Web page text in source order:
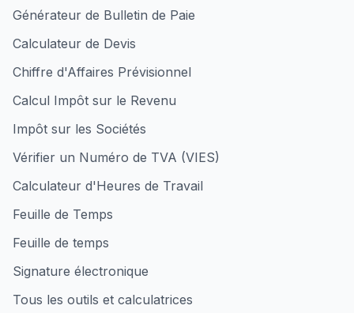
Générateur de Bulletin de Paie
Calculateur de Devis
Chiffre d'Affaires Prévisionnel
Calcul Impôt sur le Revenu
Impôt sur les Sociétés
Vérifier un Numéro de TVA (VIES)
Calculateur d'Heures de Travail
Feuille de Temps
Feuille de temps
Signature électronique
Tous les outils et calculatrices